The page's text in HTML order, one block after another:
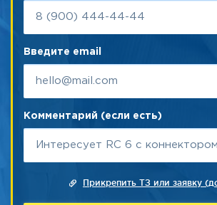
Введите email
Комментарий (если есть)
Прикрепить ТЗ или заявку